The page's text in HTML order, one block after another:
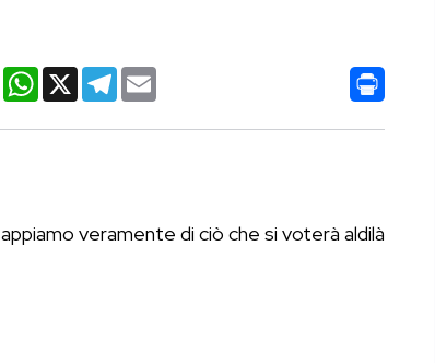
FacebookWhatsApp
X Telegram
veramente di ciò che si voterà aldilà